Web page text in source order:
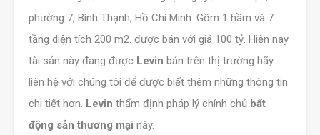
phường 7, Bình Thạnh, Hồ Chí Minh. Gồm 1 hầm và 7
tầng diện tích 200 m2. được bán với giá 100 tỷ. Hiện nay
tài sản này đang được Levin bán trên thị trường hãy
liên hệ với chúng tôi để được biết thêm những thông tin
chi tiết hơn. Levin thẩm định pháp lý chính chủ bất
động sản thương mại này.